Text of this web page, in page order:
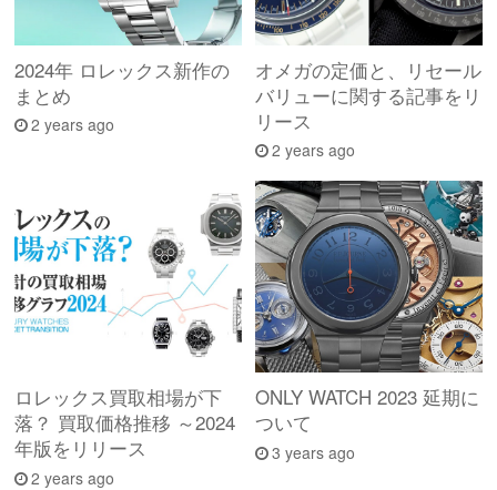
2024年 ロレックス新作の
まとめ
2 years ago
オメガの定価と、リセール
バリューに関する記事をリ
リース
2 years ago
ロレックス買取相場が下
落？ 買取価格推移 ～2024
年版をリリース
2 years ago
ONLY WATCH 2023 延期に
ついて
3 years ago